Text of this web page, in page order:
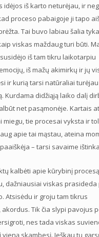
idėjos iš karto neturėjau, ir
proceso pabaigoje ji tapo
Tai buvo labiau šalia
viskas maždaug turi būti.
iš tam tikru laikotarpiu
iš mažų akimirkų ir jų
ir kurią tarsi natūraliai
Kurdama didžiąją laiko dalį
net pasąmonėje. Kartais
miegu, tie procesai vyksta ir
apie tai mąstau, ateina
– tarsi savaime
kalbėti apie kūrybinį
dažniausiai viskas prasideda
Atsisėdu ir groju tam tikrus
Tik čia slypi pavojus
nes tada viskas
vieną skambesį. Ieškau tų